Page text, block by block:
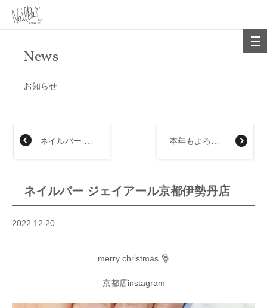
News
お知らせ
ネイルバー ジェイアール京都伊勢丹店
2022.12.20
merry christmas 🎅
京都店instagram